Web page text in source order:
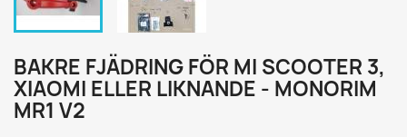
BAKRE FJÄDRING FÖR MI SCOOTER 3,
XIAOMI ELLER LIKNANDE - MONORIM
MR1 V2